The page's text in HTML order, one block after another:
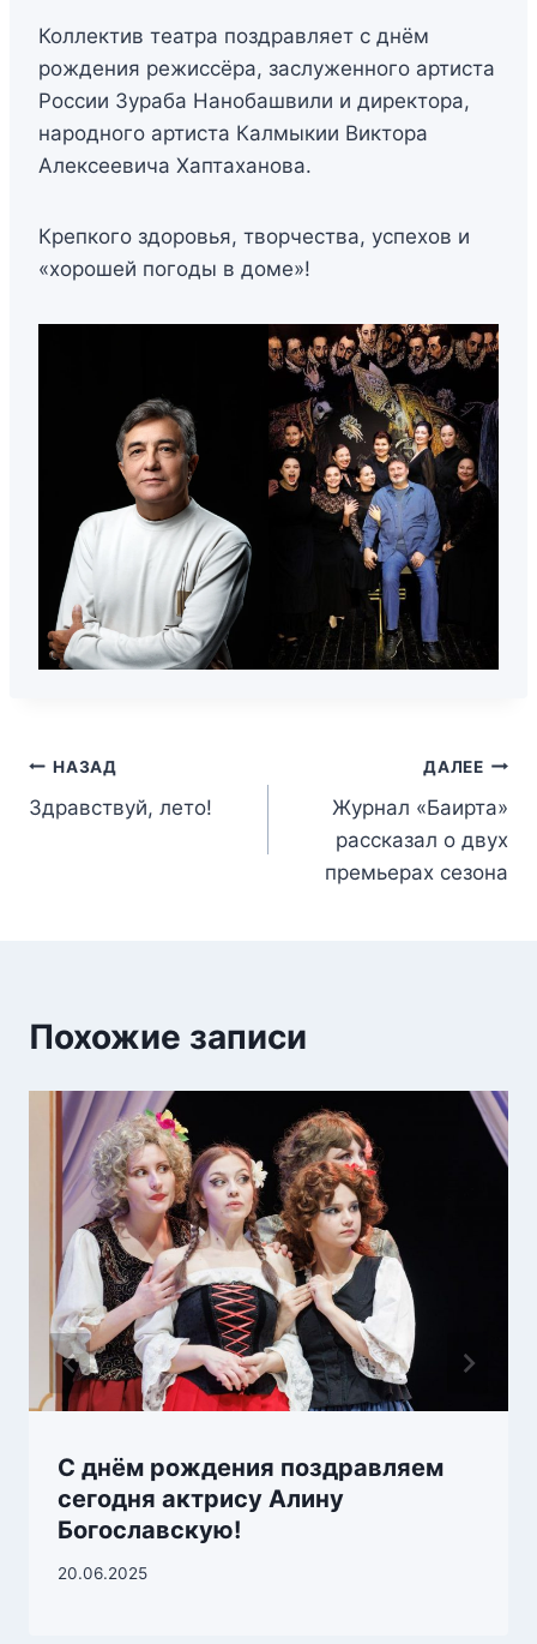
Коллектив театра поздравляет с днём
рождения режиссёра, заслуженного артиста
России Зураба Нанобашвили и директора,
народного артиста Калмыкии Виктора
Алексеевича Хаптаханова.
Крепкого здоровья, творчества, успехов и
«хорошей погоды в доме»!
НАЗАД
Здравствуй, лето!
ДАЛЕЕ
Журнал «Баирта»
рассказал о двух
премьерах сезона
Похожие записи
С днём рождения поздравляем
сегодня актрису Алину
Богославскую!
20.06.2025